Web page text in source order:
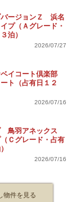
バージョンＺ 浜名
プ（Ａグレード・
泊）
2026/07/27
ベイコート倶楽部
ト（占有日１２
2026/07/16
鳥羽アネックス
（Ｃグレード・占有
2026/07/16
物件を見る